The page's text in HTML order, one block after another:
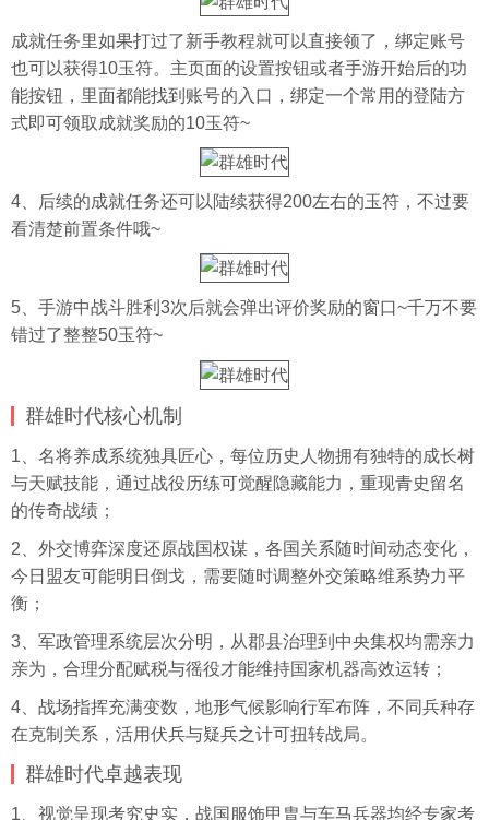
成就任务里如果打过了新手教程就可以直接领了，绑定账号
也可以获得10玉符。主页面的设置按钮或者手游开始后的功
能按钮，里面都能找到账号的入口，绑定一个常用的登陆方
式即可领取成就奖励的10玉符~
4、后续的成就任务还可以陆续获得200左右的玉符，不过要
看清楚前置条件哦~
5、手游中战斗胜利3次后就会弹出评价奖励的窗口~千万不要
错过了整整50玉符~
群雄时代核心机制
1、名将养成系统独具匠心，每位历史人物拥有独特的成长树
与天赋技能，通过战役历练可觉醒隐藏能力，重现青史留名
的传奇战绩；
2、外交博弈深度还原战国权谋，各国关系随时间动态变化，
今日盟友可能明日倒戈，需要随时调整外交策略维系势力平
衡；
3、军政管理系统层次分明，从郡县治理到中央集权均需亲力
亲为，合理分配赋税与徭役才能维持国家机器高效运转；
4、战场指挥充满变数，地形气候影响行军布阵，不同兵种存
在克制关系，活用伏兵与疑兵之计可扭转战局。
群雄时代卓越表现
1、视觉呈现考究史实，战国服饰甲胄与车马兵器均经专家考